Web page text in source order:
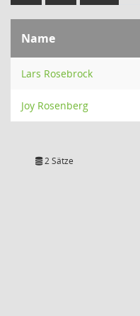
Name
Lars Rosebrock
Joy Rosenberg
2 Sätze